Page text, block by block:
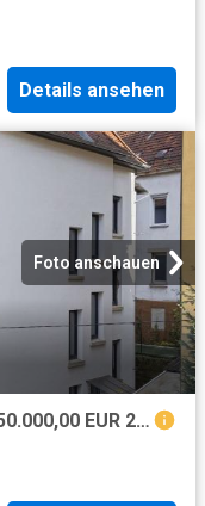
Details ansehen
Foto anschauen
Haus zum Kaufen in Stuttgart 1.950.000,00 EUR 296 m²